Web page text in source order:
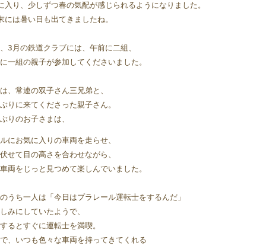
入り、少しずつ春の気配が感じられるようになりました。
には暑い日も出てきましたね。
3月の鉄道クラブには、午前に二組、
一組の親子が参加してくださいました。
、常連の双子さん三兄弟と、
り に来てくださった親子さん。
りのお子さまは、
にお気に入りの車両を走らせ、
せて目の高さを合わせながら、
両をじっと見つめて楽しんでいました。
うち一人は「今日はプラレール運転士をするんだ」
みにしていたようで、
るとすぐに運転士を満喫。
、いつも色々な車両を持ってきてくれる